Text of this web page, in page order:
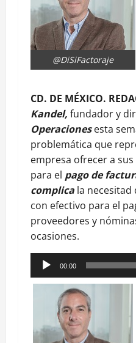
@DiSiFactoraje
CD. DE MÉXICO.
Kandel, fundador y
Operacionesesta
problemática que
empresa ofrecer a
para el pago de
complica la
con efectivo para el
proveedores y
ocasiones.
Reproductor
de
00:00